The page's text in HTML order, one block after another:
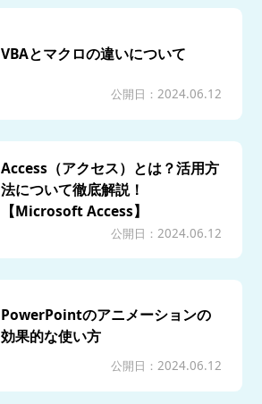
VBAとマクロの違いについて
公開日：2024.06.12
Access（アクセス）とは？活用方
法について徹底解説！
【Microsoft Access】
公開日：2024.06.12
PowerPointのアニメーションの
効果的な使い方
公開日：2024.06.12